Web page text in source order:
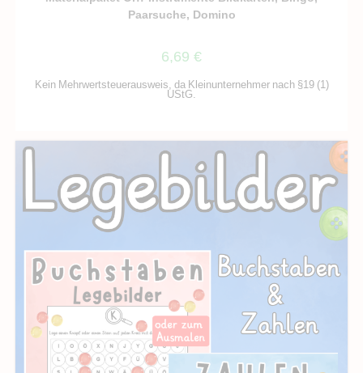
Paarsuche, Domino
6,69 €
Kein Mehrwertsteuerausweis, da Kleinunternehmer nach §19 (1)
UStG.